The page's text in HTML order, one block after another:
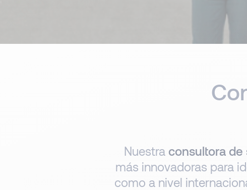
Nuestra consultora de
más innovadoras para
como a nivel